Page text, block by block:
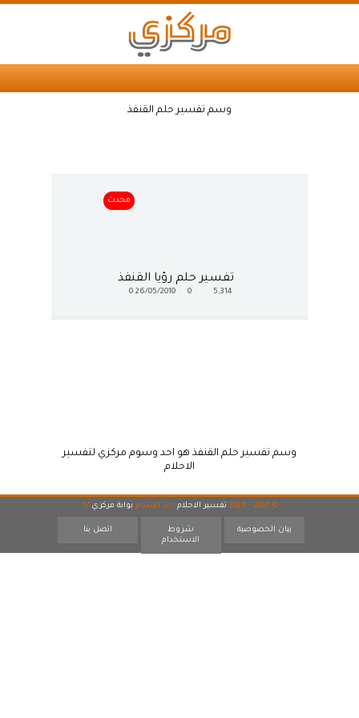
وسم تفسير حلم القنفذ
محدث
تفسير حلم رؤيا القنفذ
5,314
0
26/05/2010
0
وسم تفسير حلم القنفذ هو احد وسوم مركزي لتفسير
الاحلام
© 2007 - 2026 تفسير الاحلام احد اقسام بوابة مركزي 17
بيان الخصوصية
شروط
الاستخدام
اتصل بنا